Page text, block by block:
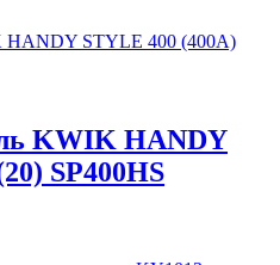
KWIK HANDY
SP400HS